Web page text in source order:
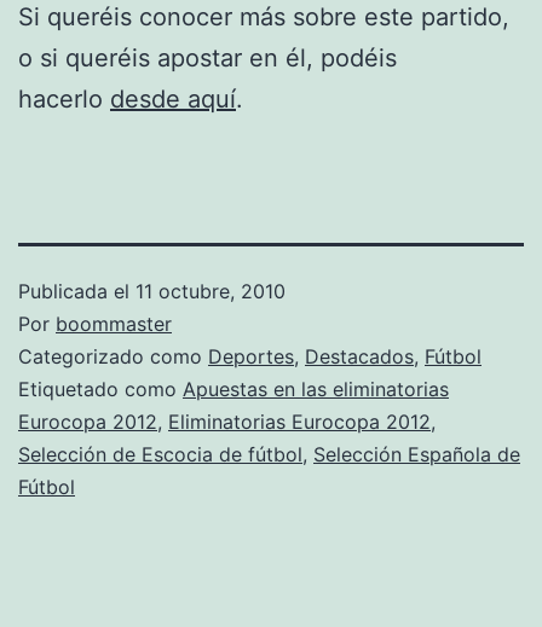
Si queréis conocer más sobre este partido,
o si queréis apostar en él, podéis
hacerlo desde aquí.
Publicada el 11 octubre, 2010
Por boommaster
Categorizado como Deportes, Destacados, Fútbol
Etiquetado como Apuestas en las eliminatorias
Eurocopa 2012, Eliminatorias Eurocopa 2012,
Selección de Escocia de fútbol, Selección Española de
Fútbol